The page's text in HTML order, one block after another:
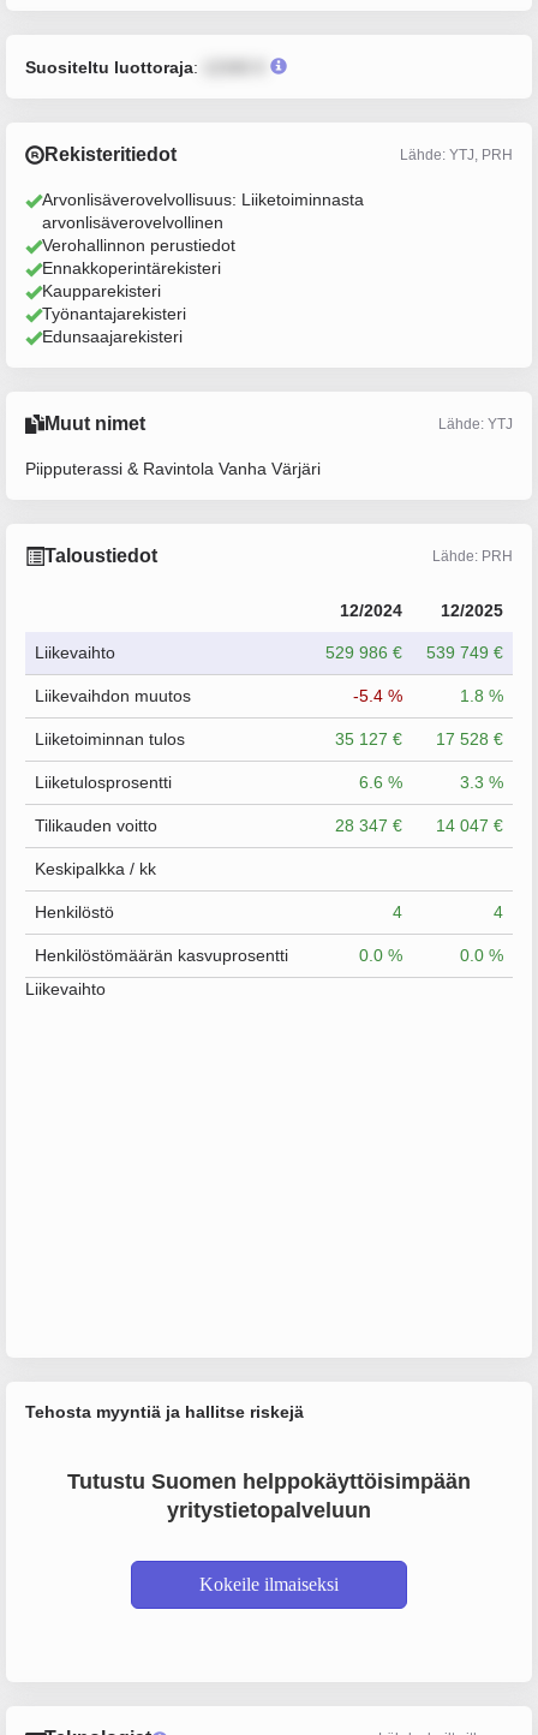
Suositeltu luottoraja:
Rekisteritiedot Lähde: YTJ, PRH
Arvonlisäverovelvollisuus: Liiketoiminnasta
arvonlisäverovelvollinen
Verohallinnon perustiedot
Ennakkoperintärekisteri
Kaupparekisteri
Työnantajarekisteri
Edunsaajarekisteri
Muut nimet Lähde: YTJ
Piipputerassi & Ravintola Vanha Värjäri
Taloustiedot Lähde: PRH
12/2024 12/2025
Liikevaihto 529 986 € 539 749 €
Liikevaihdon muutos -5.4 % 1.8 %
Liiketoiminnan tulos 35 127 € 17 528 €
Liiketulosprosentti 6.6 % 3.3 %
Tilikauden voitto 28 347 € 14 047 €
Keskipalkka / kk
Henkilöstö 4 4
Henkilöstömäärän kasvuprosentti 0.0 %
0.0 %
Liikevaihto
Tehosta myyntiä ja hallitse riskejä
Tutustu Suomen helppokäyttöisimpään
yritystietopalveluun
Kokeile ilmaiseksi